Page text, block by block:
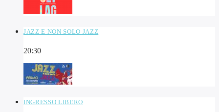
JAZZ E NON SOLO JAZZ
20:30
INGRESSO LIBERO